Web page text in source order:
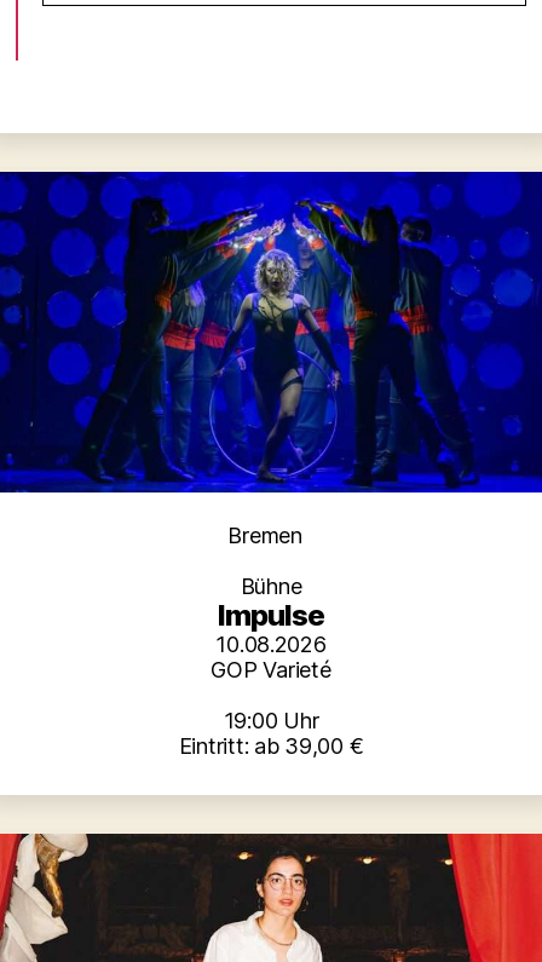
Kategorien
Bremen
Bühne
Impulse
10.08.2026
GOP Varieté
19:00 Uhr
Eintritt: ab 39,00 €